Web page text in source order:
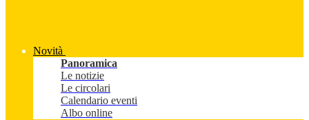
Novità
Panoramica
Le notizie
Le circolari
Calendario eventi
Albo online